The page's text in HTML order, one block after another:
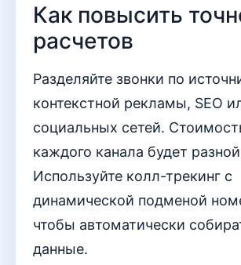
Как повысить
расчетов
Разделяйте звонки по
контекстной рекламы, SEO
социальных сетей.
каждого канала будет
Используйте колл-трекинг с
динамической подменой
чтобы автоматически
данные.